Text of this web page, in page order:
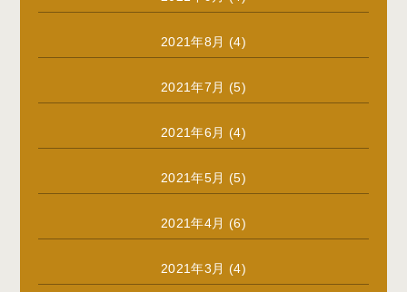
2021年8月 (4)
2021年7月 (5)
2021年6月 (4)
2021年5月 (5)
2021年4月 (6)
2021年3月 (4)